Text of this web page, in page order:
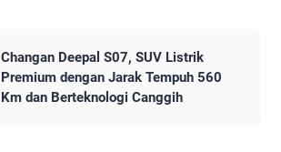
Changan Deepal S07, SUV Listrik
Premium dengan Jarak Tempuh 560
Km dan Berteknologi Canggih